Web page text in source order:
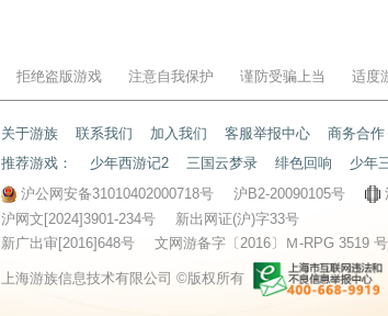
拒绝盗版游戏 注意自我保护 谨防受骗上当 适度
关于游族 联系我们 加入我们 客服举报中心 商务合作
推荐游戏：
少年西游记2 三国云梦录 绯色回响 少年
沪公网安备31010402000718号
沪B2-20090105号
沪网文[2024]3901-234号
新出网证(沪)字33号
新广出审[2016]648号
文网游备字〔2016〕Ｍ-RPG 3519 号
上海游族信息技术有限公司 ©版权所有